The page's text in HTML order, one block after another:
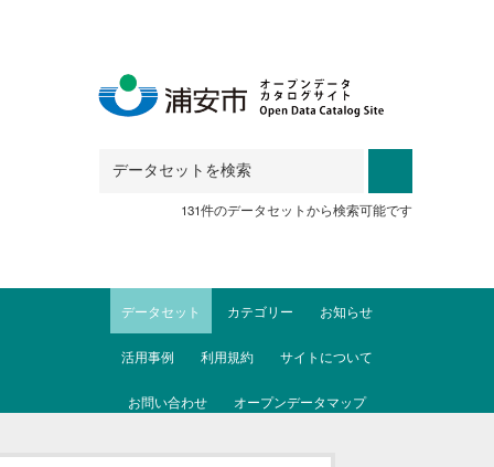
131件のデータセットから検索可能です
データセット カテゴリー お知らせ
活用事例 利用規約 サイトについて
お問い合わせ オープンデータマップ